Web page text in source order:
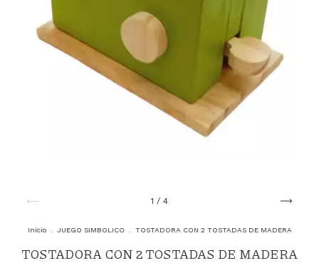
1 / 4
Inicio JUEGO SIMBOLICO TOSTADORA CON 2 TOSTADAS DE MADERA
TOSTADORA CON 2 TOSTADAS DE MADERA